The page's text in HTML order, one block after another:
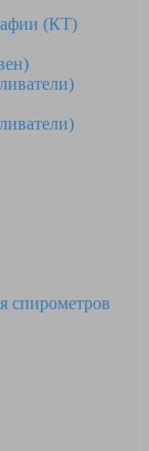
(КТ)
спирометров